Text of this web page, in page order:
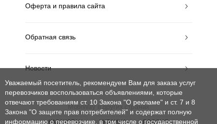
Оферта и правила сайта
Обратная связь
Новости
MobiWay в других странах
КАЗАХСТАН УКРАИНА РОССИЯ
Уважаемый посетитель, рекомендуем Вам для заказа услуг
перевозчиков воспользоваться объявлениями, которые
отвечают требованиям ст. 10 Закона "О рекламе" и ст. 7 и 8
Закона "О защите прав потребителей" и содержат полную
информацию о перевозчике, в том числе о государственной